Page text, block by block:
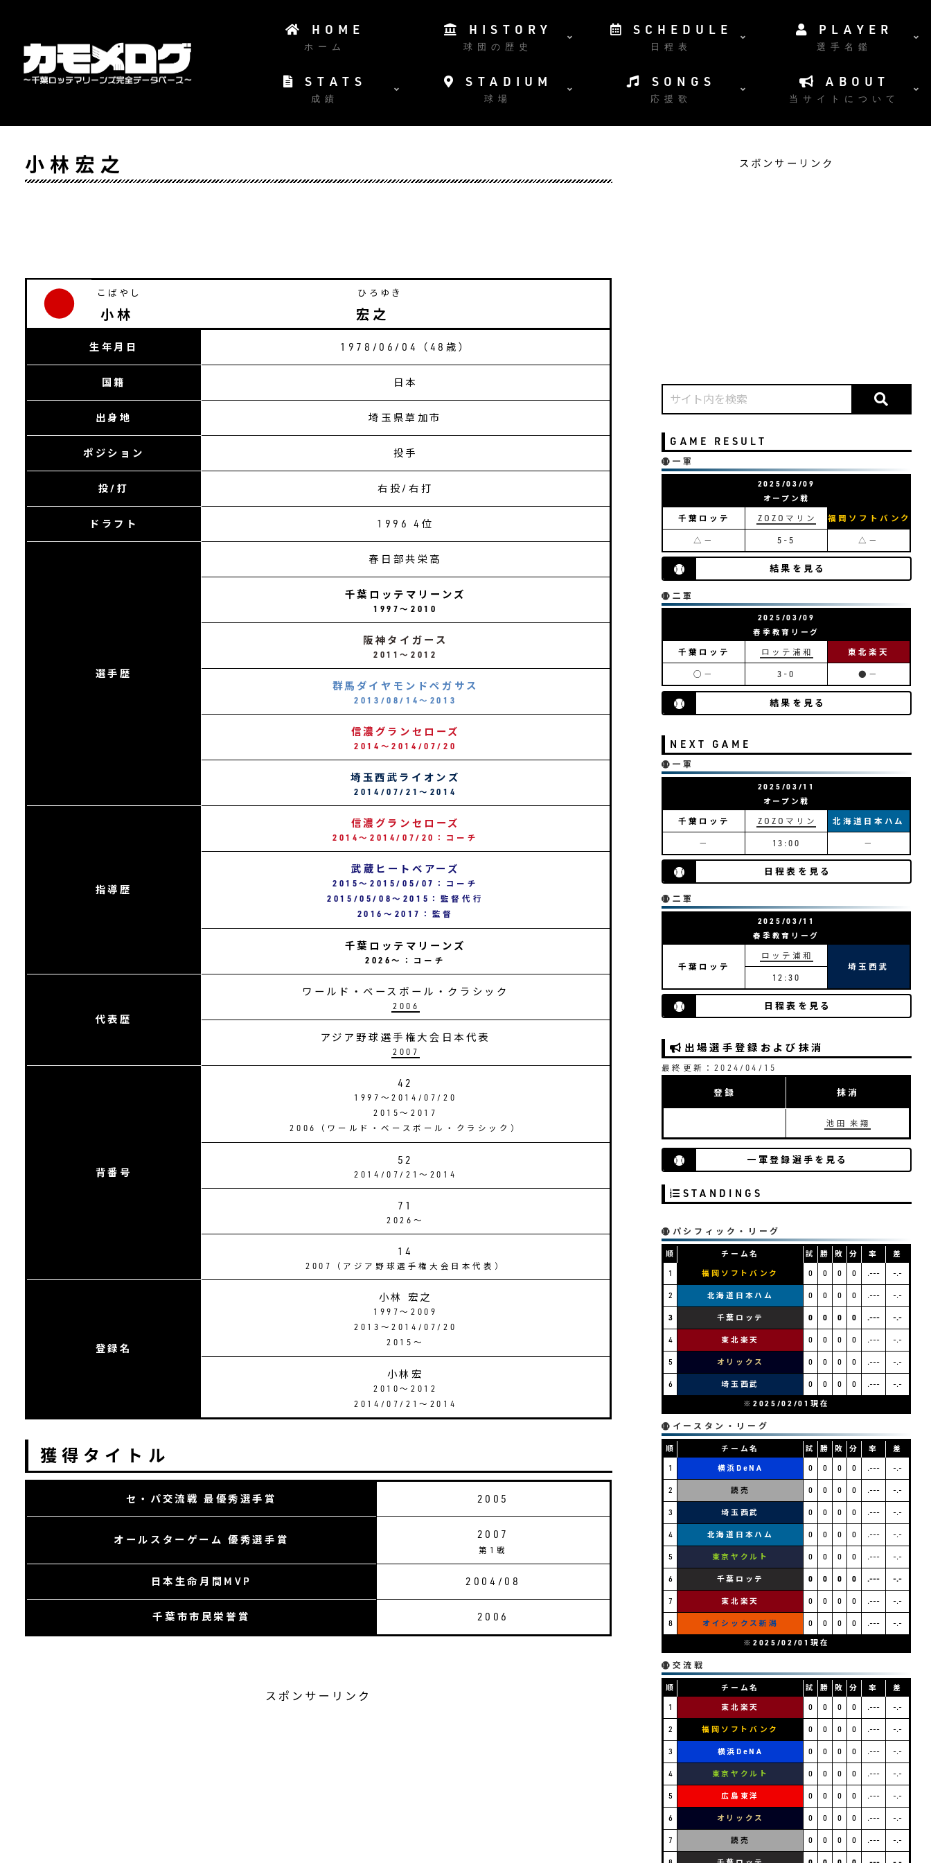
HOME
ホーム
HISTORY
球団の歴史
SCHEDULE
日程表
PLAYER
選手名鑑
STATS
成績
STADIUM
球場
SONGS
応援歌
ABOUT
当サイトについて
小林宏之
こばやし ひろゆき
小林 宏之
生年月日 1978/06/04（ 48歳）
国籍 日本
出身地 埼玉県草加市
ポジション 投手
投/打 右投/右打
ドラフト 1996 4位
選手歴
春日部共栄高
千葉ロッテマリーンズ
1997〜2010
阪神タイガース
2011〜2012
群馬ダイヤモンドペガサス
2013/08/14〜2013
信濃グランセローズ
2014〜2014/07/20
埼玉西武ライオンズ
2014/07/21〜2014
指導歴
信濃グランセローズ
2014〜2014/07/20：コーチ
武蔵ヒートベアーズ
2015〜2015/05/07：コーチ
2015/05/08〜2015：監督代行
2016〜2017：監督
千葉ロッテマリーンズ
2026〜：コーチ
代表歴
ワールド・ベースボール・クラシック
2006
アジア野球選手権大会日本代表
2007
背番号
42
1997〜2014/07/20
2015〜2017
2006（ワールド・ベースボール・クラシック）
52
2014/07/21〜2014
71
2026〜
14
2007（アジア野球選手権大会日本代表）
登録名
小林 宏之
1997〜2009
2013〜2014/07/20
2015〜
小林宏
2010〜2012
2014/07/21〜2014
獲得タイトル
セ・パ交流戦 最優秀選手賞 2005
オールスターゲーム 優秀選手賞
2007
第1戦
日本生命月間MVP 2004/08
千葉市市民栄誉賞 2006
スポンサーリンク
スポンサーリンク
GAME RESULT
一軍
2025/03/09
オープン戦
千葉ロッテ ZOZOマリン 福岡ソフトバンク
△－ 5-5 △－
結果を見る
二軍
2025/03/09
春季教育リーグ
千葉ロッテ ロッテ浦和 東北楽天
○－ 3-0 ●－
結果を見る
NEXT GAME
一軍
2025/03/11
オープン戦
千葉ロッテ ZOZOマリン 北海道日本ハム
－ 13:00 －
日程表を見る
二軍
2025/03/11
春季教育リーグ
千葉ロッテ
ロッテ浦和
埼玉西武
12:30
日程表を見る
出場選手登録および抹消
最終更新：2024/04/15
登録 抹消
池田 来翔
一軍登録選手を見る
STANDINGS
パシフィック・リーグ
順 チーム名 試 勝 敗 分 率 差
1 福岡ソフトバンク 0 0 0 0 .--- -.-
2 北海道日本ハム 0 0 0 0 .--- -.-
3 千葉ロッテ 0 0 0 0 .--- -.-
4 東北楽天 0 0 0 0 .--- -.-
5 オリックス 0 0 0 0 .--- -.-
6 埼玉西武 0 0 0 0 .--- -.-
※2025/02/01現在
イースタン・リーグ
順 チーム名 試 勝 敗 分 率 差
1 横浜DeNA 0 0 0 0 .--- -.-
2 読売 0 0 0 0 .--- -.-
3 埼玉西武 0 0 0 0 .--- -.-
4 北海道日本ハム 0 0 0 0 .--- -.-
5 東京ヤクルト 0 0 0 0 .--- -.-
6 千葉ロッテ 0 0 0 0 .--- -.-
7 東北楽天 0 0 0 0 .--- -.-
8 オイシックス新潟 0 0 0 0 .--- -.-
※2025/02/01現在
交流戦
順 チーム名 試 勝 敗 分 率 差
1 東北楽天 0 0 0 0 .--- -.-
2 福岡ソフトバンク 0 0 0 0 .--- -.-
3 横浜DeNA 0 0 0 0 .--- -.-
4 東京ヤクルト 0 0 0 0 .--- -.-
5 広島東洋 0 0 0 0 .--- -.-
6 オリックス 0 0 0 0 .--- -.-
7 読売 0 0 0 0 .--- -.-